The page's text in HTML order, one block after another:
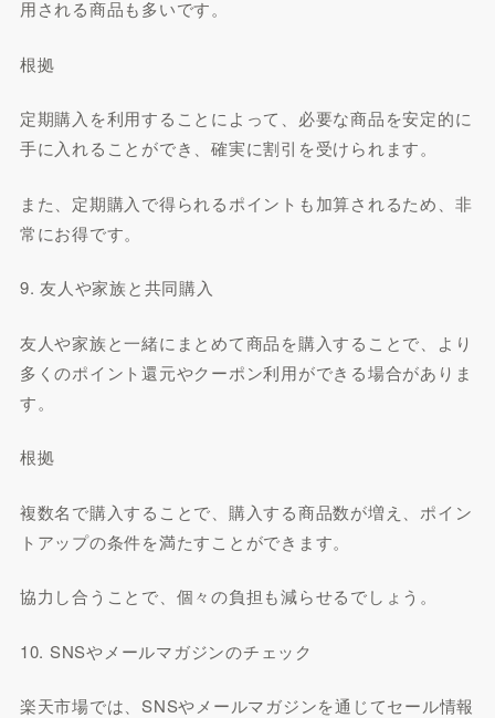
用される商品も多いです。
根拠
定期購入を利用することによって、必要な商品を安定的に
手に入れることができ、確実に割引を受けられます。
また、定期購入で得られるポイントも加算されるため、非
常にお得です。
9. 友人や家族と共同購入
友人や家族と一緒にまとめて商品を購入することで、より
多くのポイント還元やクーポン利用ができる場合がありま
す。
根拠
複数名で購入することで、購入する商品数が増え、ポイン
トアップの条件を満たすことができます。
協力し合うことで、個々の負担も減らせるでしょう。
10. SNSやメールマガジンのチェック
楽天市場では、SNSやメールマガジンを通じてセール情報